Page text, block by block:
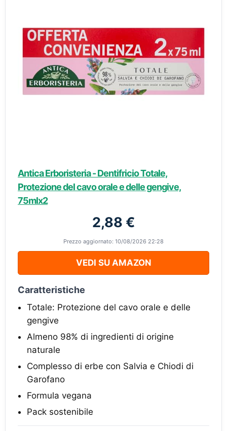
Antica Erboristeria - Dentifricio Totale,
Protezione del cavo orale e delle gengive,
75mlx2
2,88 €
Prezzo aggiornato: 10/08/2026 22:28
VEDI SU AMAZON
Caratteristiche
Totale: Protezione del cavo orale e delle
gengive
Almeno 98% di ingredienti di origine
naturale
Complesso di erbe con Salvia e Chiodi di
Garofano
Formula vegana
Pack sostenibile